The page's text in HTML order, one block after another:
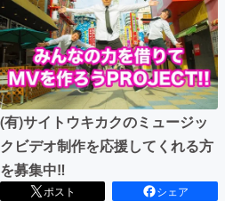
テクノロジー・ガジェッ
映像・映画
ビジネス・起業
まちづくり・地域活性化
(有)サイトウキカクのミュージッ
クビデオ制作を応援してくれる方
を募集中‼
ポスト
シェア